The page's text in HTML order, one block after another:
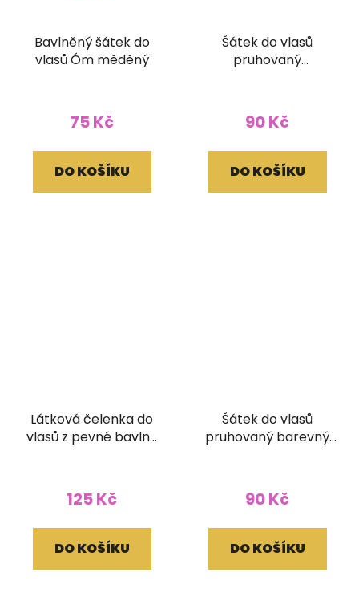
Bavlněný šátek do
vlasů Óm měděný
75 Kč
DO KOŠÍKU
Šátek do vlasů
pruhovaný
90 Kč
DO KOŠÍKU
Látková čelenka do
vlasů z pevné bavlny
zelenožlutá
125 Kč
DO KOŠÍKU
Šátek do vlasů
pruhovaný barevný
90 Kč
DO KOŠÍKU